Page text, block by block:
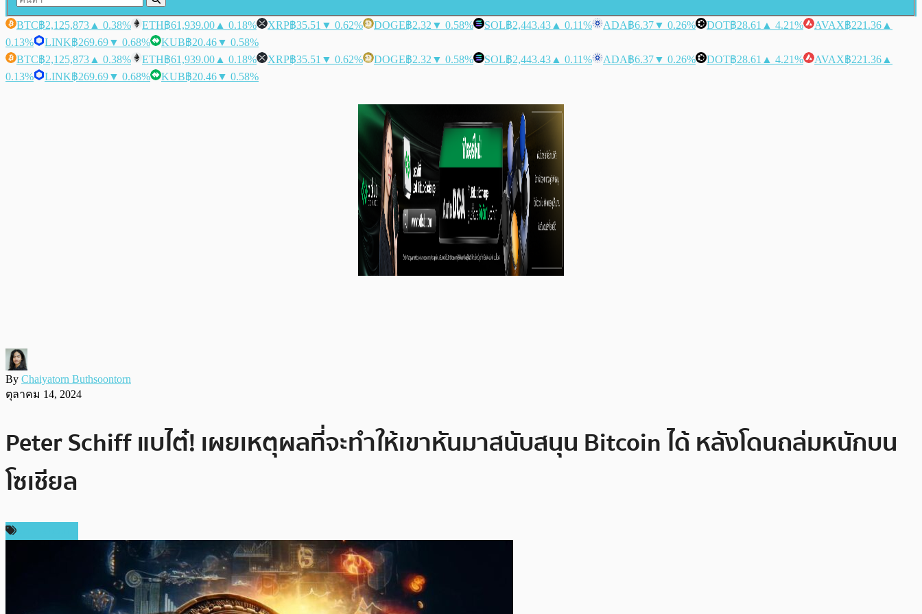
BTC฿2,125,873 ▲ 0.38% ETH฿61,939.00 ▲ 0.18% XRP฿35.51 ▼ 0.62% DOGE฿2.32 ▼ 0.58% SOL฿2,443.43 ▲ 0.11% ADA฿6.37▼ 0.26% DOT฿28.61 ▲ 4.21% AVAX฿221.36 ▲
0.13%
LINK฿269.69▼ 0.68% KUB฿20.46▼ 0.58%
BTC฿2,125,873 ▲ 0.38% ETH฿61,939.00 ▲ 0.18% XRP฿35.51 ▼ 0.62% DOGE฿2.32 ▼ 0.58% SOL฿2,443.43 ▲ 0.11% ADA฿6.37▼ 0.26% DOT฿28.61 ▲ 4.21% AVAX฿221.36 ▲
0.13%
LINK฿269.69▼ 0.68% KUB฿20.46▼ 0.58%
By Chaiyatorn Buthsoontorn
ตุลาคม 14, 2024
Peter Schiff แบไต๋! เผยเหตุผลที่จะทำให้เขาหันมาสนับสนุน Bitcoin ได้ หลังโดนถล่มหนักบน
โซเชียล